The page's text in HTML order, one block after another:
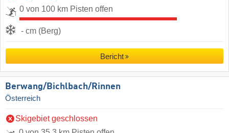
0 von 100 km Pisten offen
- cm (Berg)
Bericht
Berwang/​Bichlbach/​Rinnen
Österreich
Skigebiet geschlossen